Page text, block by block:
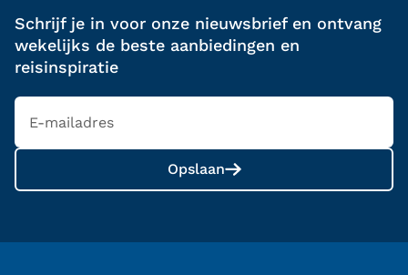
Schrijf je in voor onze nieuwsbrief en ontvang
wekelijks de beste aanbiedingen en
reisinspiratie
Opslaan